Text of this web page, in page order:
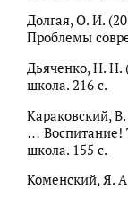
Долгая, О. И.
Проблемы
Дьяченко, Н. Н.
школа. 216 с.
Караковский,
… Воспитание!
школа. 155 с.
Коменский, Я.